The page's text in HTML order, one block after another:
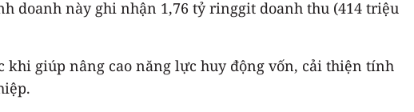
doanh này ghi nhận 1,76 tỷ ringgit doanh thu (414 triệu
khi giúp nâng cao năng lực huy động vốn, cải thiện tính